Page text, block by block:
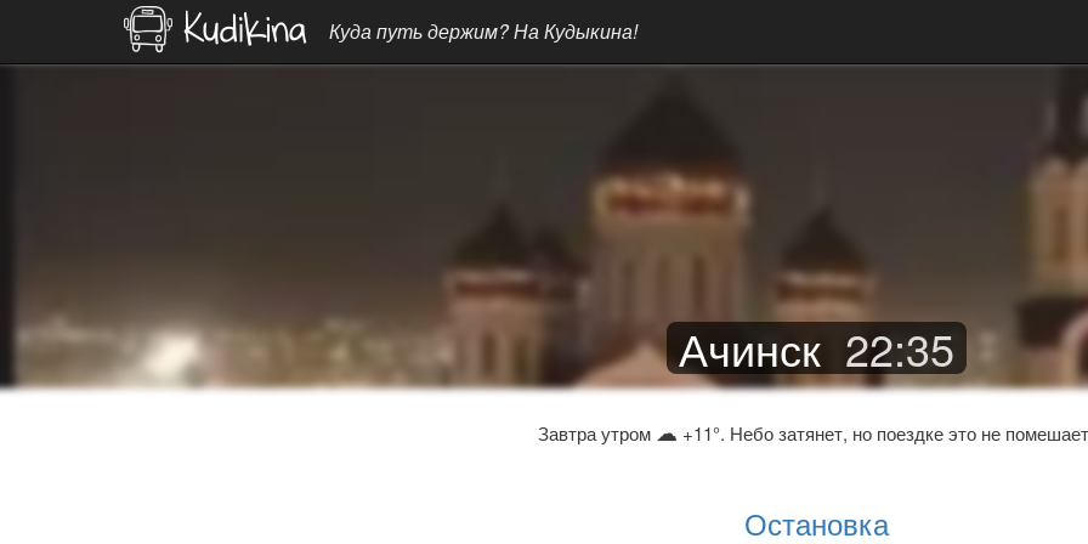
Куда путь держим? На Кудыкина!
Ачинск 22:35
Завтра утром ☁ +11°. Небо затянет, но поездке это не
Остановка